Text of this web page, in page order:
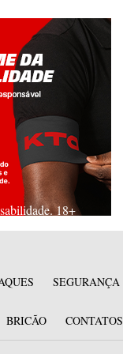
18+
SEGURANÇA
BRICÃO CONTATOS